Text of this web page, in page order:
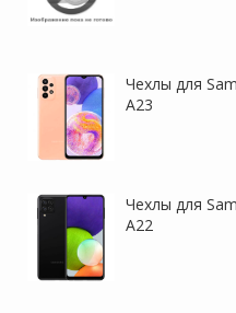
Чехлы для
A23
Чехлы для
A22